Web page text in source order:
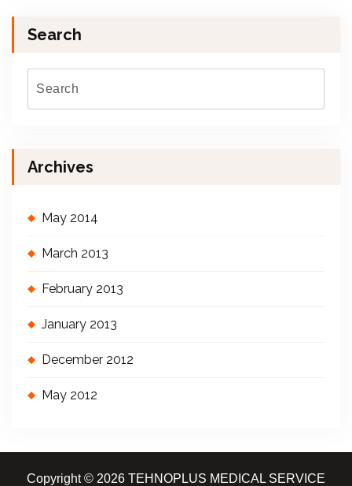
Search
Archives
May 2014
March 2013
February 2013
January 2013
December 2012
May 2012
Copyright © 2026 TEHNOPLUS MEDICAL SERVICE